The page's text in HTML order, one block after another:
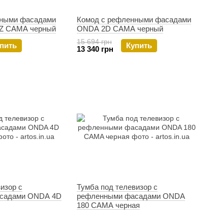
фасадами
CAMA черный
Комод с рефленными фасадами
ONDA 2D CAMA черный
15 694 грн
13 340 грн Купить
с
ONDA 4D
Тумба под телевизор с
рефленными фасадами ONDA
180 CAMA черная